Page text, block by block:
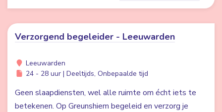
Verzorgend begeleider - Leeuwarden
Leeuwarden
24 - 28 uur | Deeltijds, Onbepaalde tijd
Geen slaapdiensten, wel alle ruimte om écht iets te
betekenen. Op Greunshiem begeleid en verzorg je